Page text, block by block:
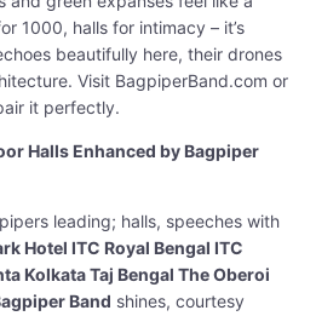
1000, halls for intimacy – it’s
beautifully here, their drones
Visit BagpiperBand.com or
it perfectly.
Halls Enhanced by Bagpiper
leading; halls, speeches with
Hotel ITC Royal Bengal ITC
Kolkata Taj Bengal The Oberoi
Band shines, courtesy